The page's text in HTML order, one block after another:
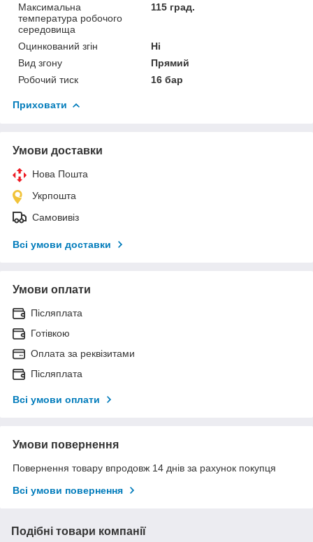
Максимальна
температура робочого
середовища
115 град.
Оцинкований згін
Ні
Вид згону
Прямий
Робочий тиск
16 бар
Приховати
Умови доставки
Нова Пошта
Укрпошта
Самовивіз
Всі умови доставки
Умови оплати
Післяплата
Готівкою
Оплата за реквізитами
Післяплата
Всі умови оплати
Умови повернення
Повернення товару впродовж 14 днів за рахунок покупця
Всі умови повернення
Подібні товари компанії